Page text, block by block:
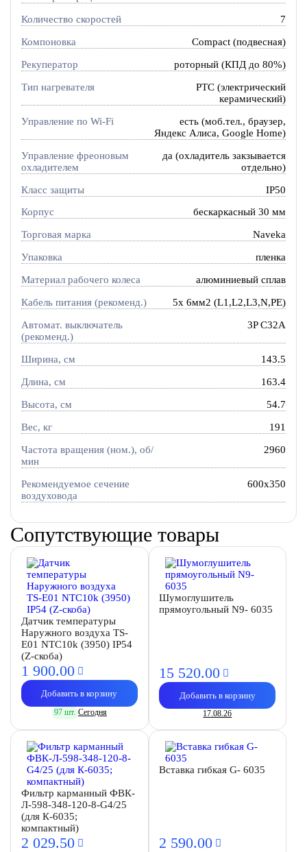
Количество скоростей 7
Компоновка Compact (подвесная)
Рекуператор роторный (КПД до 80%)
Тип нагревателя
PTC (электрический
керамический)
Управление по Wi-Fi
есть (моб.тел., браузер,
Яндекс Алиса, Google Home)
Управление фреоновым
охладителем
да (охладитель закзывается
отдельно)
Класс защиты IP50
Корпус бескаркасный 30 мм
Торговая марка Naveka
Упаковка пленка
Материал рабочего колеса алюминиевый сплав
Кабель питания (рекоменд.) 5х 6мм2 (L1,L2,L3,N,PE)
Автомат. выключатель
(рекоменд.)
3P C32A
Ширина, см 143.5
Длина, см 163.4
Высота, см 54.7
Вес, кг 191
Частота вращения (ном.), об/
мин
2960
Рекомендуемое сечение
воздуховода
600x350
Сопутствующие товары
Датчик температуры
Наружного воздуха TS-
E01 NTC10k (3950) IP54
(Z-скоба)
1 900.00
Добавить в корзину
97 шт. Сегодня
Шумоглушитель
прямоугольный N9- 6035
15 520.00
Добавить в корзину
17.08.26
Фильтр карманный ФВК-
Л-598-348-120-8-G4/25
(для К-6035;
компактный)
2 029.50
Вставка гибкая G- 6035
2 590.00